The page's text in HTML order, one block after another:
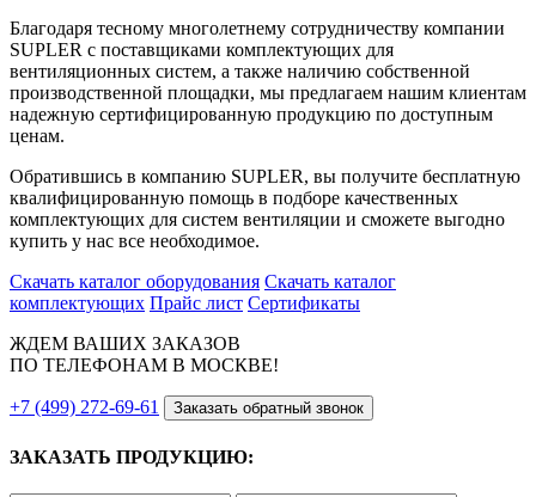
Благодаря тесному многолетнему сотрудничеству компании
SUPLER с поставщиками комплектующих для
вентиляционных систем, а также наличию собственной
производственной площадки, мы предлагаем нашим клиентам
надежную сертифицированную продукцию по доступным
ценам.
Обратившись в компанию SUPLER, вы получите бесплатную
квалифицированную помощь в подборе качественных
комплектующих для систем вентиляции и сможете выгодно
купить у нас все необходимое.
Скачать каталог оборудования Скачать каталог
комплектующих Прайс лист Сертификаты
ЖДЕМ ВАШИХ ЗАКАЗОВ
ПО ТЕЛЕФОНАМ В МОСКВЕ!
+7 (499) 272-69-61 Заказать обратный звонок
ЗАКАЗАТЬ ПРОДУКЦИЮ: